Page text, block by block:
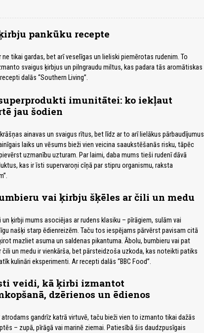
pankūku recepte
ne tikai gardas, bet arī veselīgas un lieliski piemērotas rudenim. To
svaigus ķirbjus un pilngraudu miltus, kas padara tās aromātiskas
dalās “Southern Living”.
imunitātei: ko iekļaut
jau šodien
ainavas un svaigus rītus, bet līdz ar to arī lielākus pārbaudījumus
laiks un vēsums bieži vien veicina saaukstēšanās risku, tāpēc
uzmanību uzturam. Par laimi, daba mums tieši rudenī dāvā
kas ir īsti supervaroņi cīņā par stipru organismu, raksta
vai ķirbju šķēles ar čili un medu
un ķirbji mums asociējas ar rudens klasiku – pīrāgiem, sulām vai
našķi starp ēdienreizēm. Taču tos iespējams pārvērst pavisam citā
mazliet asuma un saldenas pikantuma. Ābolu, bumbieru vai pat
čili un medu ir vienkārša, bet pārsteidzoša uzkoda, kas noteikti patiks
kulināri eksperimenti. Ar recepti dalās “BBC Food”.
veidi, kā ķirbi izmantot
dzērienos un ēdienos
atrodams gandrīz katrā virtuvē, taču bieži vien to izmanto tikai dažās
– zupā, pīrāgā vai marinē ziemai. Patiesībā šis daudzpusīgais